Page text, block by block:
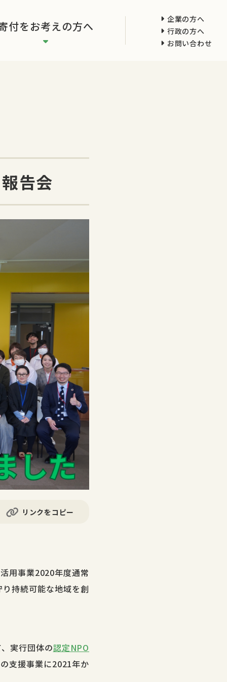
付をお考えの方へ
企業の方へ
行政の方へ
お問い合わせ
告会
リンクをコピー
用事業2020年度通常
持続可能な地域を創
実行団体の認定NPO
支援事業に2021年か